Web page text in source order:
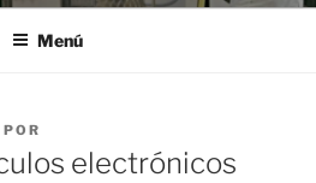
Menú
POR
electrónicos